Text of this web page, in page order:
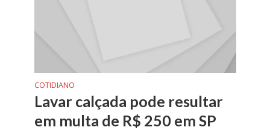
COTIDIANO
Lavar calçada pode resultar
em multa de R$ 250 em SP